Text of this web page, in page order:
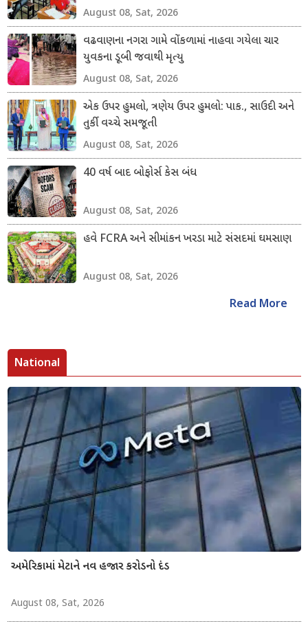
August 08, Sat, 2026
વઢવાણના નગરા ગામે વોંકળામાં નાહવા ગયેલા ચાર
યુવકના ડૂબી જવાથી મૃત્યુ
August 08, Sat, 2026
એક ઉપર હુમલો, ત્રણેય ઉપર હુમલો: પાક., સાઉદી અને
તુર્કી વચ્ચે સમજૂતી
August 08, Sat, 2026
40 વર્ષ બાદ બોફોર્સ કેસ બંધ
August 08, Sat, 2026
હવે FCRA અને સીમાંકન ખરડા માટે સંસદમાં ઘમસાણ
August 08, Sat, 2026
Read More
National
અમેરિકામાં મેટાને નવ હજાર કરોડનો દંડ
August 08, Sat, 2026